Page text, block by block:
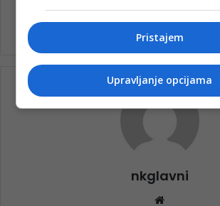
nkglavni
Pristajem
Upravljanje opcijama